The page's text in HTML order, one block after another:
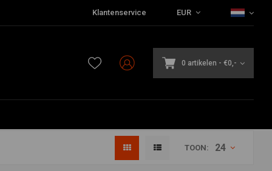
Klantenservice EUR
0 artikelen - €0,-
TOON: 24